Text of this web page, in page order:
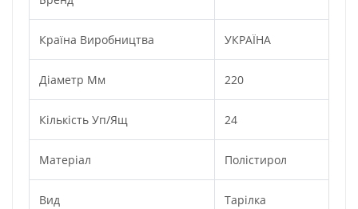
Країна Виробництва УКРАЇНА
Діаметр Мм 220
Кількість Уп/ящ 24
Матеріал Полістирол
Вид Тарілка